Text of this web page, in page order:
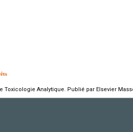
Toxicologie Analytique. Publié par Elsevier